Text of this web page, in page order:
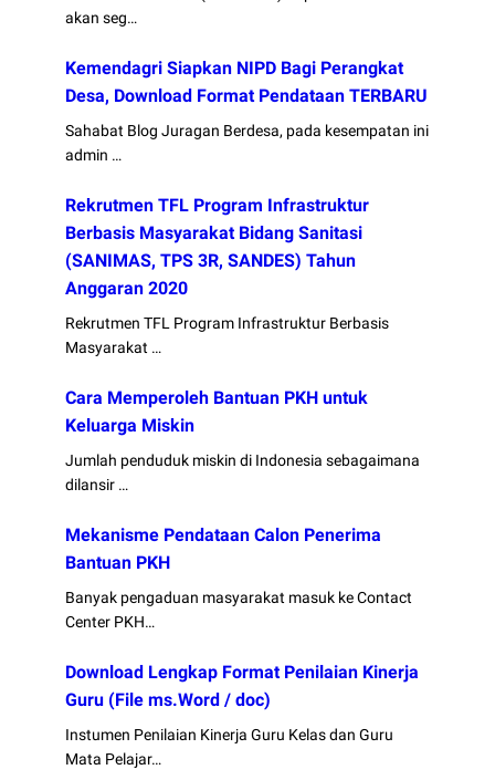
akan seg…
Kemendagri Siapkan NIPD Bagi Perangkat
Desa, Download Format Pendataan TERBARU
Sahabat Blog Juragan Berdesa, pada kesempatan ini
admin …
Rekrutmen TFL Program Infrastruktur
Berbasis Masyarakat Bidang Sanitasi
(SANIMAS, TPS 3R, SANDES) Tahun
Anggaran 2020
Rekrutmen TFL Program Infrastruktur Berbasis
Masyarakat …
Cara Memperoleh Bantuan PKH untuk
Keluarga Miskin
Jumlah penduduk miskin di Indonesia sebagaimana
dilansir …
Mekanisme Pendataan Calon Penerima
Bantuan PKH
Banyak pengaduan masyarakat masuk ke Contact
Center PKH…
Download Lengkap Format Penilaian Kinerja
Guru (File ms.Word / doc)
Instumen Penilaian Kinerja Guru Kelas dan Guru
Mata Pelajar…